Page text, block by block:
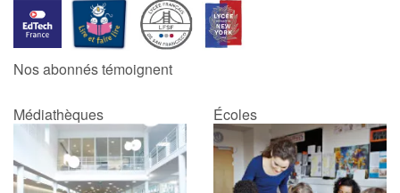
Formats et illustrations
Catalogue anglais
Contraste +
Aide
Nos abonnés témoignent
Médiathèques Écoles